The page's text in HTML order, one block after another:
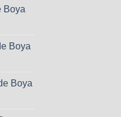
Boya
Boya
Boya